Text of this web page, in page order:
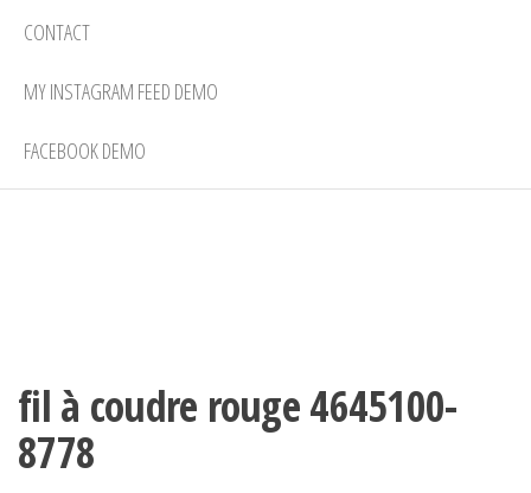
CONTACT
MY INSTAGRAM FEED DEMO
FACEBOOK DEMO
fil à coudre rouge 4645100-
8778